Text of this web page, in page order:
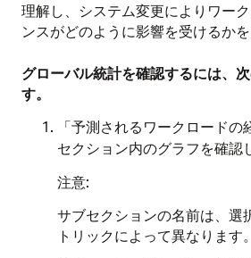
理解し、システム変更によりワー
ンスがどのように影響を受けるかを
グローバル統計を確認するには、
す。
「予測されるワークロード
セクション内のグラフを確認
注意:
サブセクションの名前は、選
トリックによって異なります。